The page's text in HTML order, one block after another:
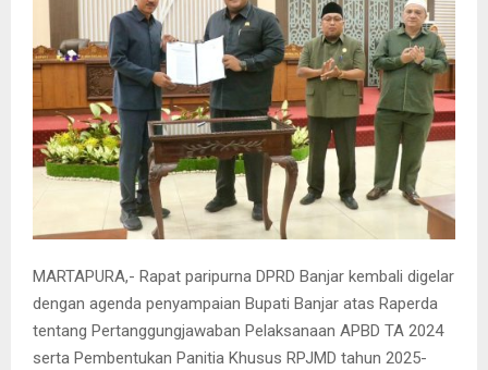
MARTAPURA,- Rapat paripurna DPRD Banjar kembali digelar
dengan agenda penyampaian Bupati Banjar atas Raperda
tentang Pertanggungjawaban Pelaksanaan APBD TA 2024
serta Pembentukan Panitia Khusus RPJMD tahun 2025-